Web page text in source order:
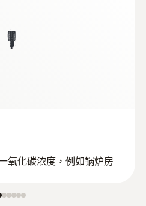
氧化碳浓度，例如锅炉房